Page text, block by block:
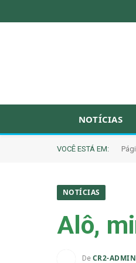
NOTÍCIAS
VOCÊ ESTÁ EM:
NOTÍCIAS
Alô,
De CR2-